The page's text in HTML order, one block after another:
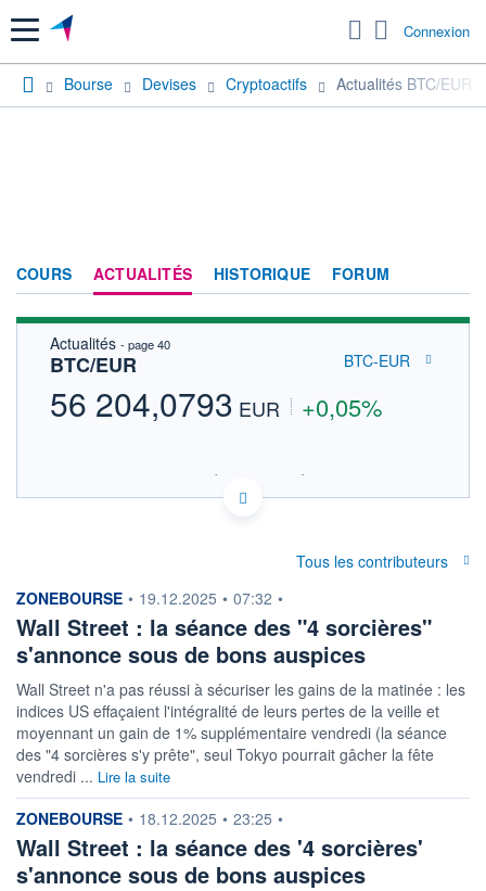
Menu Connexion
Bourse Devises Cryptoactifs Actualités BTC/EUR
COURS ACTUALITÉS HISTORIQUE FORUM
Actualités - page 40
BTC/EUR BTC-EUR
56 204,0793 EUR +0,05%
CRYPTOCOMPARE DONNÉES TEMPS RÉEL
Politique d'exécution
56 100
OUVERTURE
54 509,2601
CLÔTURE VEILLE
56 173,5663
+ HAUT
56 276,3030
+ BAS
+ PORTEFEUILLE
Tous les contributeurs
information fournie par
ZONEBOURSE • 19.12.2025 • 07:32 •
Wall Street : la séance des "4 sorcières"
s'annonce sous de bons auspices
Wall Street n'a pas réussi à sécuriser les gains de la matinée : les
indices US effaçaient l'intégralité de leurs pertes de la veille et
moyennant un gain de 1% supplémentaire vendredi (la séance
des "4 sorcières s'y prête", seul Tokyo pourrait gâcher la fête
vendredi ... Lire la suite
information fournie par
ZONEBOURSE • 18.12.2025 • 23:25 •
Wall Street : la séance des '4 sorcières'
s'annonce sous de bons auspices